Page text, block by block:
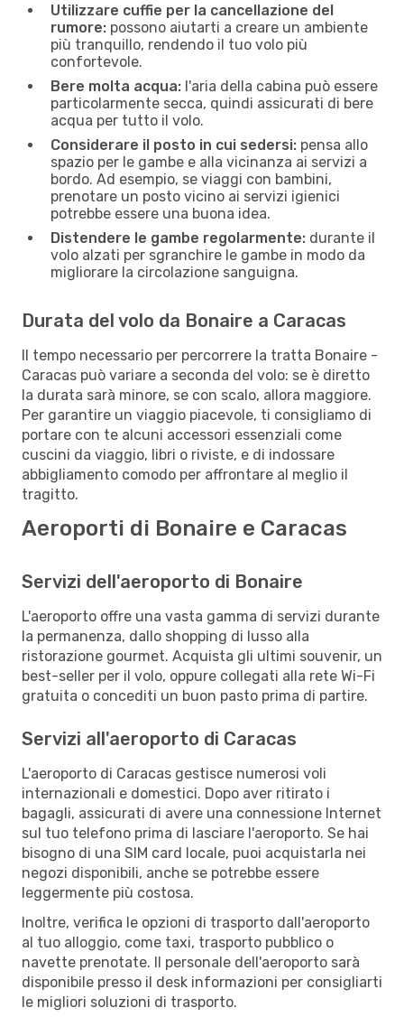
Utilizzare cuffie per la cancellazione del
rumore: possono aiutarti a creare un ambiente
più tranquillo, rendendo il tuo volo più
confortevole.
Bere molta acqua: l'aria della cabina può essere
particolarmente secca, quindi assicurati di bere
acqua per tutto il volo.
Considerare il posto in cui sedersi: pensa allo
spazio per le gambe e alla vicinanza ai servizi a
bordo. Ad esempio, se viaggi con bambini,
prenotare un posto vicino ai servizi igienici
potrebbe essere una buona idea.
Distendere le gambe regolarmente: durante il
volo alzati per sgranchire le gambe in modo da
migliorare la circolazione sanguigna.
Durata del volo da Bonaire a Caracas
Il tempo necessario per percorrere la tratta Bonaire -
Caracas può variare a seconda del volo: se è diretto
la durata sarà minore, se con scalo, allora maggiore.
Per garantire un viaggio piacevole, ti consigliamo di
portare con te alcuni accessori essenziali come
cuscini da viaggio, libri o riviste, e di indossare
abbigliamento comodo per affrontare al meglio il
tragitto.
Aeroporti di Bonaire e Caracas
Servizi dell'aeroporto di Bonaire
L'aeroporto offre una vasta gamma di servizi durante
la permanenza, dallo shopping di lusso alla
ristorazione gourmet. Acquista gli ultimi souvenir, un
best-seller per il volo, oppure collegati alla rete Wi-Fi
gratuita o concediti un buon pasto prima di partire.
Servizi all'aeroporto di Caracas
L'aeroporto di Caracas gestisce numerosi voli
internazionali e domestici. Dopo aver ritirato i
bagagli, assicurati di avere una connessione Internet
sul tuo telefono prima di lasciare l'aeroporto. Se hai
bisogno di una SIM card locale, puoi acquistarla nei
negozi disponibili, anche se potrebbe essere
leggermente più costosa.
Inoltre, verifica le opzioni di trasporto dall'aeroporto
al tuo alloggio, come taxi, trasporto pubblico o
navette prenotate. Il personale dell'aeroporto sarà
disponibile presso il desk informazioni per consigliarti
le migliori soluzioni di trasporto.